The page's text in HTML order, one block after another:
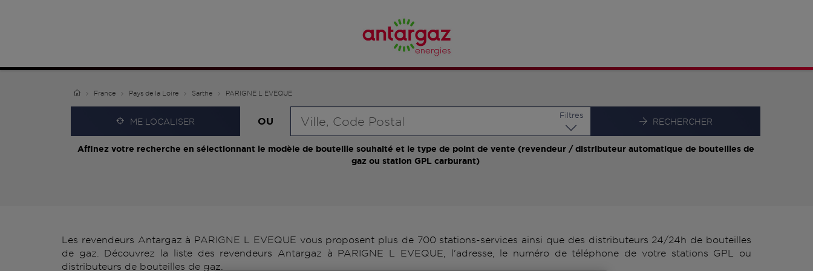
France Pays de la Loire Sarthe PARIGNE L EVEQUE
ME LOCALISER OU
Filtres
RECHERCHER
Affinez votre recherche en sélectionnant le modèle de bouteille souhaité et le type de point de vente (revendeur / distributeur automatique de bouteilles de
gaz ou station GPL carburant)
Les revendeurs Antargaz à PARIGNE L EVEQUE vous proposent plus de 700 stations-services ainsi que des distributeurs 24/24h de bouteilles
de gaz. Découvrez la liste des revendeurs Antargaz à PARIGNE L EVEQUE, l'adresse, le numéro de téléphone de votre stations GPL ou
distributeurs de bouteilles de gaz.